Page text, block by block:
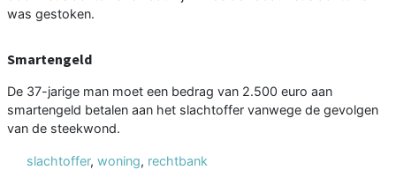
was gestoken.
Smartengeld
De 37-jarige man moet een bedrag van 2.500 euro aan
smartengeld betalen aan het slachtoffer vanwege de gevolgen
van de steekwond.
slachtoffer, woning, rechtbank